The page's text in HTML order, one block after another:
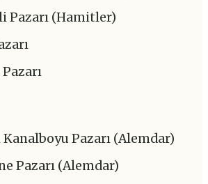
Pazarı (Hamitler)
Kanalboyu Pazarı (Alemdar)
Pazarı (Alemdar)